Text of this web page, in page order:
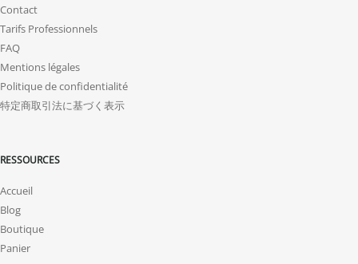
Contact
Tarifs Professionnels
FAQ
Mentions légales
Politique de confidentialité
特定商取引法に基づく表示
RESSOURCES
Accueil
Blog
Boutique
Panier